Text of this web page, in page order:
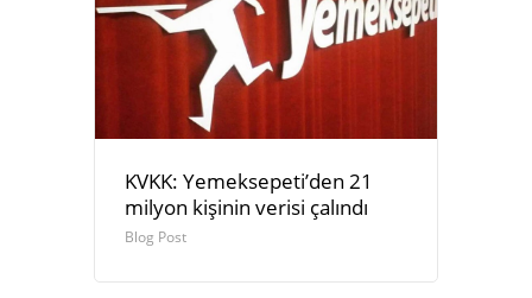
KVKK: Yemeksepeti’den 21
milyon kişinin verisi çalındı
Blog Post